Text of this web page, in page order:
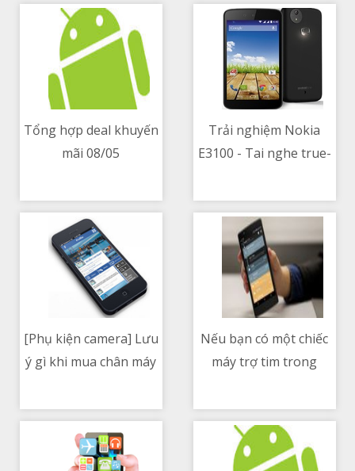
khoanh vùng ổ dịch
Tổng hợp deal khuyến
mãi 08/05
Trải nghiệm Nokia
E3100 - Tai nghe true-
màu sắc, bass nhiều,
nghe tạp ổn
[Phụ kiện camera] Lưu
ý gì khi mua chân máy
Nếu bạn có một chiếc
máy trợ tim trong
của nó sẽ như thế nào